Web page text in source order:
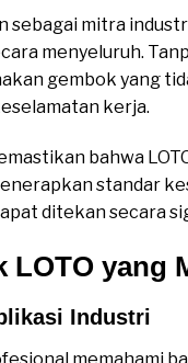
sebagai mitra
menyeluruh.
gembok yang
kerja.
bahwa
standar
ditekan secara
LOTO
Industri